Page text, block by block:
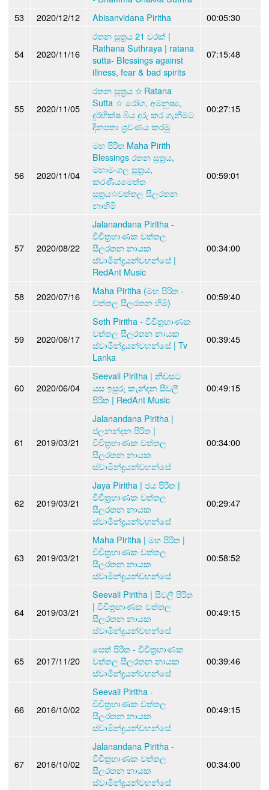
53
2020/12/12 Abisanvidana Piritha 00:05:30
54 2020/11/16
රතන සූත්‍රය 21 වරක් |
Rathana Suthraya | ratana
sutta- Blessings against
illness, fear & bad spirits
07:15:48
55 2020/11/05
රතන සූත්‍රය ☆ Ratana
Sutta ☆ රෝග, අමනුෂ්‍ය,
දුර්භික්ෂ බිය දුරු කර ගැනීමට
දිනපතා ශ්‍රවණය කරමු
00:27:15
56 2020/11/04
මහ පිරිත Maha Pirith
Blessings රතන සූත්‍රය,
මහාමංගල සූත්‍රය,
කරණීයමෙත්ත
සූත්‍රය☆වත්තල සීලරතන
නාහිමි
00:59:01
57 2020/08/22
Jalanandana Piritha -
විචිත්‍රභාණක වත්තල
සීලරතන නායක
ස්වාමින්ද්‍රයන්වහන්සේ |
RedAnt Music
00:34:00
58 2020/07/16
Maha Piritha (මහ පිරිත -
වත්තල සීලරතන හිමි)
00:59:40
59 2020/06/17
Seth Piritha - විචිත්‍රභාණක
වත්තල සීලරතන නායක
ස්වාමින්ද්‍රයන්වහන්සේ | Tv
Lanka
00:39:45
60 2020/06/04
Seevali Piritha | නිවසට
යස ඉසුරු කැන්දන සීවලී
පිරිත | RedAnt Music
00:49:15
61 2019/03/21
Jalanandana Piritha |
ජලනන්දන පිරිත |
විචිත්‍රභාණක වත්තල
සීලරතන නායක
ස්වාමින්ද්‍රයන්වහන්සේ
00:34:00
62 2019/03/21
Jaya Piritha | ජය පිරිත |
විචිත්‍රභාණක වත්තල
සීලරතන නායක
ස්වාමින්ද්‍රයන්වහන්සේ
00:29:47
63 2019/03/21
Maha Piritha | මහ පිරිත |
විචිත්‍රභාණක වත්තල
සීලරතන නායක
ස්වාමින්ද්‍රයන්වහන්සේ
00:58:52
64 2019/03/21
Seevali Piritha | සීවලී පිරිත
| විචිත්‍රභාණක වත්තල
සීලරතන නායක
ස්වාමින්ද්‍රයන්වහන්සේ
00:49:15
65 2017/11/20
සෙත් පිරිත - විචිත්‍රභාණක
වත්තල සීලරතන නායක
ස්වාමින්ද්‍රයන්වහන්සේ
00:39:46
66 2016/10/02
Seevali Piritha -
විචිත්‍රභාණක වත්තල
සීලරතන නායක
ස්වාමින්ද්‍රයන්වහන්සේ
00:49:15
67 2016/10/02
Jalanandana Piritha -
විචිත්‍රභාණක වත්තල
සීලරතන නායක
ස්වාමින්ද්‍රයන්වහන්සේ
00:34:00